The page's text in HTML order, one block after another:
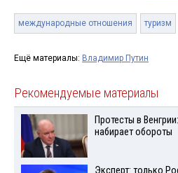
международные отношения туризм
Ещё материалы: Владимир Путин
Рекомендуемые материалы
Протесты в
набирает обороты